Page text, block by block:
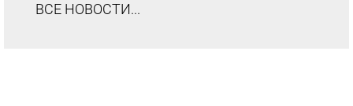
ВСЕ НОВОСТИ...